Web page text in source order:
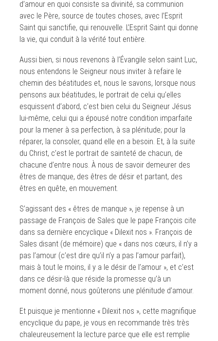
d’amour en quoi consiste sa divinité, sa communion
avec le Père, source de toutes choses, avec l’Esprit
Saint qui sanctifie, qui renouvelle. L’Esprit Saint qui donne
la vie, qui conduit à la vérité tout entière.
Aussi bien, si nous revenons à l’Évangile selon saint Luc,
nous entendons le Seigneur nous inviter à refaire le
chemin des béatitudes et, nous le savons, lorsque nous
pensons aux béatitudes, le portrait de celui qu’elles
esquissent d’abord, c’est bien celui du Seigneur Jésus
lui-même, celui qui a épousé notre condition imparfaite
pour la mener à sa perfection, à sa plénitude; pour la
réparer, la consoler, quand elle en a besoin. Et, à la suite
du Christ, c’est le portrait de sainteté de chacun, de
chacune d’entre nous. À nous de savoir demeurer des
êtres de manque, des êtres de désir et partant, des
êtres en quête, en mouvement.
S’agissant des « êtres de manque », je repense à un
passage de François de Sales que le pape François cite
dans sa dernière encyclique « Dilexit nos ». François de
Sales disant (de mémoire) que « dans nos cœurs, il n’y a
pas l’amour (c’est dire qu’il n’y a pas l’amour parfait),
mais à tout le moins, il y a le désir de l’amour », et c’est
dans ce désir-là que réside la promesse qu’à un
moment donné, nous goûterons une plénitude d’amour.
Et puisque je mentionne « Dilexit nos », cette magnifique
encyclique du pape, je vous en recommande très très
chaleureusement la lecture parce que elle est remplie